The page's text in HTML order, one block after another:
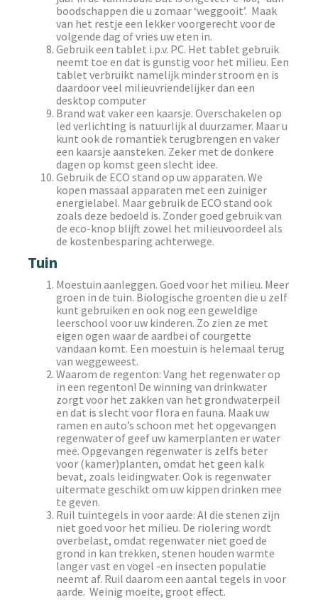
boodschappen die u zomaar ‘weggooit’. Maak
van het restje een lekker voorgerecht voor de
volgende dag of vries uw eten in.
Gebruik een tablet i.p.v. PC. Het tablet gebruik
neemt toe en dat is gunstig voor het milieu. Een
tablet verbruikt namelijk minder stroom en is
daardoor veel milieuvriendelijker dan een
desktop computer
Brand wat vaker een kaarsje. Overschakelen op
led verlichting is natuurlijk al duurzamer. Maar u
kunt ook de romantiek terugbrengen en vaker
een kaarsje aansteken. Zeker met de donkere
dagen op komst geen slecht idee.
Gebruik de ECO stand op uw apparaten. We
kopen massaal apparaten met een zuiniger
energielabel. Maar gebruik de ECO stand ook
zoals deze bedoeld is. Zonder goed gebruik van
de eco-knop blijft zowel het milieuvoordeel als
de kostenbesparing achterwege.
Tuin
Moestuin aanleggen. Goed voor het milieu. Meer
groen in de tuin. Biologische groenten die u zelf
kunt gebruiken en ook nog een geweldige
leerschool voor uw kinderen. Zo zien ze met
eigen ogen waar de aardbei of courgette
vandaan komt. Een moestuin is helemaal terug
van weggeweest.
Waarom de regenton: Vang het regenwater op
in een regenton! De winning van drinkwater
zorgt voor het zakken van het grondwaterpeil
en dat is slecht voor flora en fauna. Maak uw
ramen en auto’s schoon met het opgevangen
regenwater of geef uw kamerplanten er water
mee. Opgevangen regenwater is zelfs beter
voor (kamer)planten, omdat het geen kalk
bevat, zoals leidingwater. Ook is regenwater
uitermate geschikt om uw kippen drinken mee
te geven.
Ruil tuintegels in voor aarde: Al die stenen zijn
niet goed voor het milieu. De riolering wordt
overbelast, omdat regenwater niet goed de
grond in kan trekken, stenen houden warmte
langer vast en vogel -en insecten populatie
neemt af. Ruil daarom een aantal tegels in voor
aarde. Weinig moeite, groot effect.